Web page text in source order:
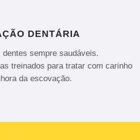
DENTÁRIA
dentes sempre saudáveis.
treinados para tratar com carinho
da escovação.